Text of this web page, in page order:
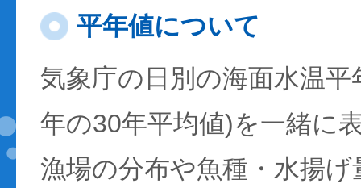
平年値について
気象庁の日別の海面水温
年の30年平均値)を一緒に
漁場の分布や魚種・水揚